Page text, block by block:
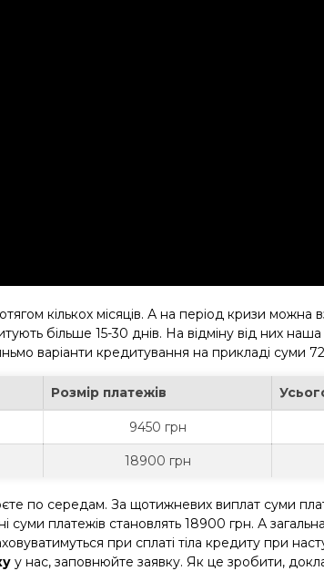
кількох місяців. А на період кризи можна
більше 15-30 днів. На відміну від них
варіанти кредитування на прикладі суми
Розмір платежів
9450 грн
18900 грн
по середам. За щотижневих виплат суми
платежів становлять 18900 грн. А
при сплаті тіла кредиту при
у нас, заповнюйте заявку. Як це зробити,